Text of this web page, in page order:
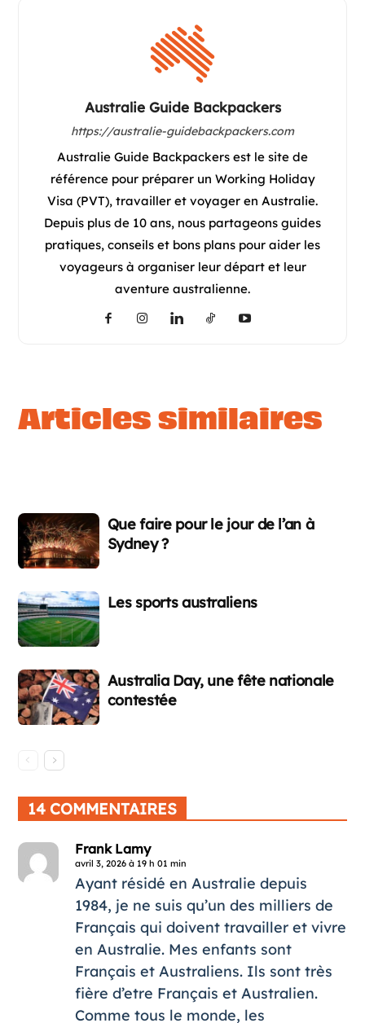
Australie Guide Backpackers
https://australie-guidebackpackers.com
Australie Guide Backpackers est le site de
référence pour préparer un Working Holiday
Visa (PVT), travailler et voyager en Australie.
Depuis plus de 10 ans, nous partageons guides
pratiques, conseils et bons plans pour aider les
voyageurs à organiser leur départ et leur
aventure australienne.
articles similaires
Que faire pour le jour de l’an à
Sydney ?
Les sports australiens
Australia Day, une fête nationale
contestée
14 COMMENTAIRES
Frank Lamy
avril 3, 2026 à 19 h 01 min
Ayant résidé en Australie depuis
1984, je ne suis qu’un des milliers de
Français qui doivent travailler et vivre
en Australie. Mes enfants sont
Français et Australiens. Ils sont très
fière d’etre Français et Australien.
Comme tous le monde, les